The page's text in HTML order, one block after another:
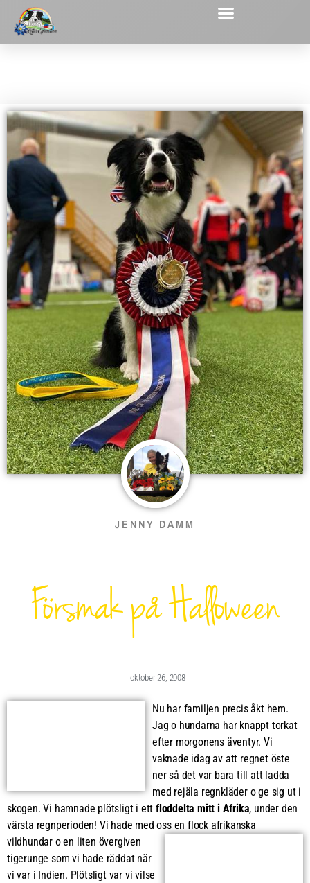
JENNY DAMM
Försmak på Halloween
oktober 26, 2008
Nu har familjen precis åkt hem.
Jag o hundarna har knappt torkat
efter morgonens äventyr. Vi
vaknade idag av att regnet öste
ner så det var bara till att ladda
med rejäla regnkläder o ge sig ut i
skogen. Vi hamnade plötsligt i ettfloddelta mitt i Afrika, under den
värsta regnperioden! Vi hade med oss en flock afrikanska
vildhundar o en liten övergiven
tigerunge som vi hade räddat när
vi var i Indien. Plötsligt var vi vilse